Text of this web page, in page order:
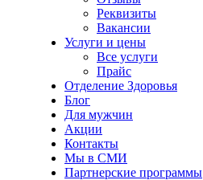
Реквизиты
Вакансии
Услуги и цены
Все услуги
Прайс
Отделение Здоровья
Блог
Для мужчин
Акции
Контакты
Мы в СМИ
Партнерские программы